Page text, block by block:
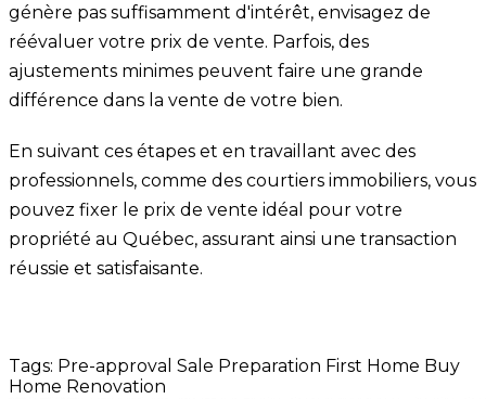
génère pas suffisamment d'intérêt, envisagez de
réévaluer votre prix de vente. Parfois, des
ajustements minimes peuvent faire une grande
différence dans la vente de votre bien.
En suivant ces étapes et en travaillant avec des
professionnels, comme des courtiers immobiliers, vous
pouvez fixer le prix de vente idéal pour votre
propriété au Québec, assurant ainsi une transaction
réussie et satisfaisante.
Tags: Pre-approval Sale Preparation First Home Buy
Home Renovation